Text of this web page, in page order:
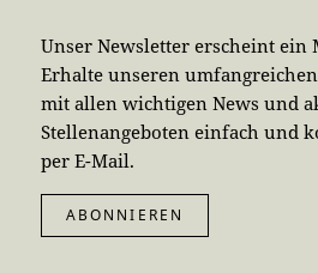
Unser Newsletter erscheint ein
Erhalte unseren
mit allen wichtigen News und
Stellenangeboten einfach und
per E-Mail.
ABONNIEREN